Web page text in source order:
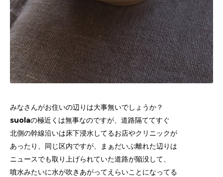
みなさんがお住いの辺りは大事無いでしょうか？
suolaの極近くは無事なのですが、道路隔ててすぐ
北側の幹線沿いは床下浸水してるお店やクリニックが
あったり、同じ区内ですが、
まぁだいぶ離れた辺りは
ニュースでも取り上げられていた道路が陥没して、
噴水みたいに水が吹きあがってえらいことになってる